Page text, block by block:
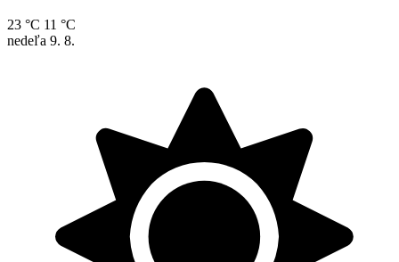
23 °C 11 °C
nedeľa 9. 8.